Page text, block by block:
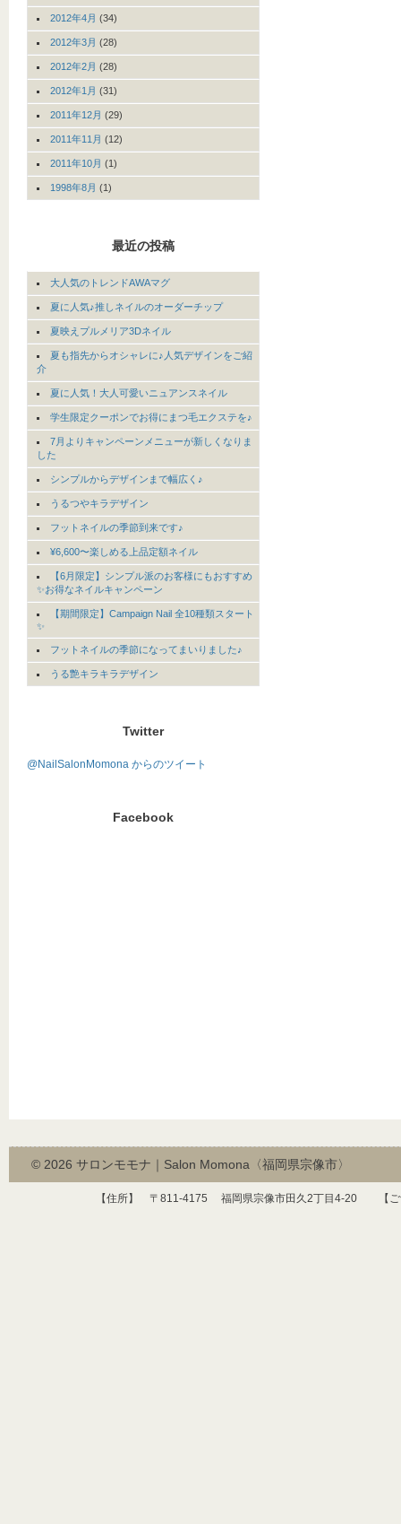
2012年4月 (34)
2012年3月 (28)
2012年2月 (28)
2012年1月 (31)
2011年12月 (29)
2011年11月 (12)
2011年10月 (1)
1998年8月 (1)
最近の投稿
大人気のトレンドAWAマグ
夏に人気♪推しネイルのオーダーチップ
夏映えプルメリア3Dネイル
夏も指先からオシャレに♪人気デザインをご紹
介
夏に人気！大人可愛いニュアンスネイル
学生限定クーポンでお得にまつ毛エクステを♪
7月よりキャンペーンメニューが新しくなりま
した
シンプルからデザインまで幅広く♪
うるつやキラデザイン
フットネイルの季節到来です♪
¥6,600〜楽しめる上品定額ネイル
【6月限定】シンプル派のお客様にもおすすめ
✨お得なネイルキャンペーン
【期間限定】Campaign Nail 全10種類スタート
✨
フットネイルの季節になってまいりました♪
うる艶キラキラデザイン
Twitter
@NailSalonMomona からのツイート
Facebook
© 2026 サロンモモナ｜Salon Momona〈福岡県宗像市〉
【住所】 〒 811-4175 福岡県宗像市田久2丁目 4-20 【ご